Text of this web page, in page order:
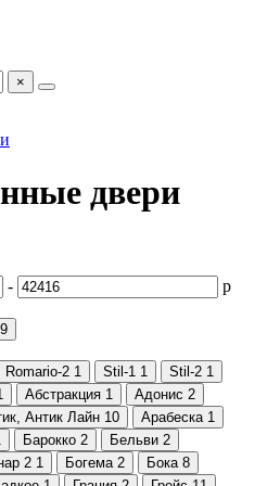
×
двери
-
р
9
Romario-2 1 Stil-1 1 Stil-2 1
Абстракция 1 Адонис 2
Антик Лайн 10 Арабеска 1
Барокко 2 Бельви 2
2 1 Богема 2 Бока 8